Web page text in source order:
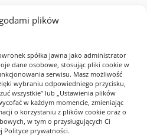
plików
spółka jawna jako administrator
dane osobowe, stosując pliki cookie w
serwisu. Masz możliwość
wybraniu odpowiedniego przycisku,
wszystkie” lub „Ustawienia plików
w każdym momencie, zmieniając
o korzystaniu z plików cookie oraz o
w tym o przysługujących Ci
Polityce prywatności.